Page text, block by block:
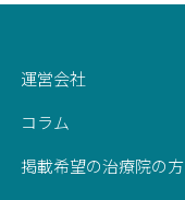
運営会社
コラム
掲載希望の治療院の方